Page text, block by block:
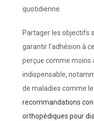
quotidienne.
Partager les objectifs
garantir l’adhésion à
perçue comme moins
indispensable,
de maladies comme
recommandations
orthopédiques pour